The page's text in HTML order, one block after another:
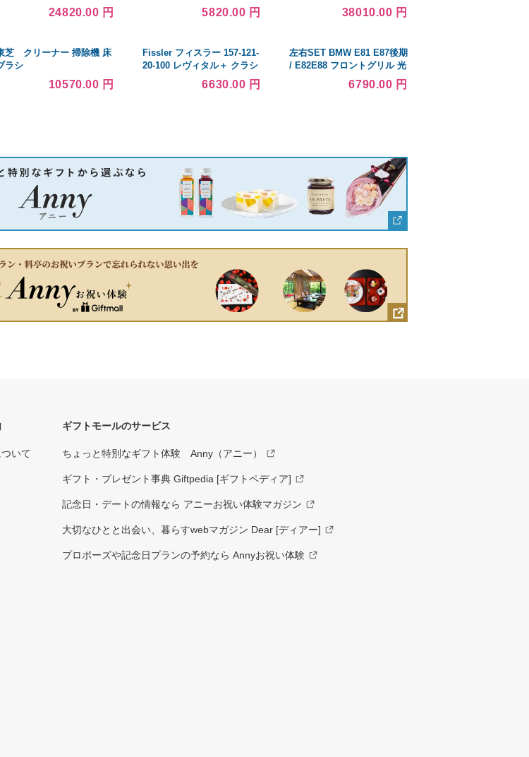
ーベットピンク 布 おしゃれ
姫系 アンティーク調 ロココ
24820.00 円
Cream/Disraeli Gears/エリ
ック・クラプトン/Eric
5820.00 円
ニオン付) (金門ネジ) 無単位
38010.00 円
芝 クリーナー 掃除機 床
ラシ
10570.00 円
Fissler フィスラー 157-121-
20-100 レヴィタル＋ クラシ
ック フライパン20cm IH・
6630.00 円
左右SET BMW E81 E87後期
/ E82E88 フロントグリル 光
沢黒+金属風Mの3色カラー
6790.00 円
いて
ギフトモールのサービス
ちょっと特別なギフト体験 Anny（アニー）
ギフト・プレゼント事典 Giftpedia [ギフトペディア]
記念日・デートの情報なら アニーお祝い体験マガジン
大切なひとと出会い、暮らすwebマガジン Dear [ディアー]
プロポーズや記念日プランの予約なら Annyお祝い体験